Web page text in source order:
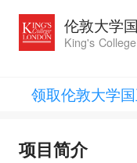
伦敦大学
King's
领取伦敦大学
项目简介